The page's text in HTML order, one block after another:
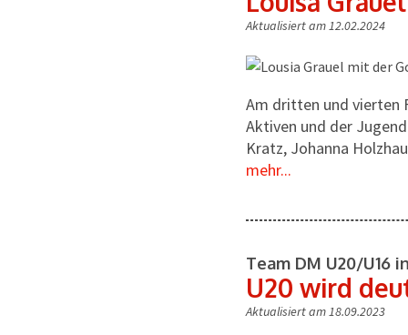
Aktualisiert am 12.02.2024
Am dritten und vierten
Aktiven und der
Kratz, Johanna
mehr...
Team DM U20/U16
U20 wird
Aktualisiert am 18.09.2023